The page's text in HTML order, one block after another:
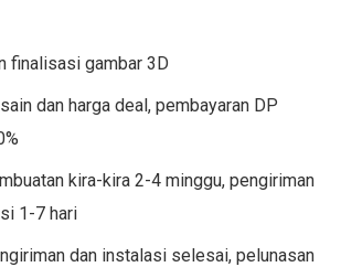
finalisasi gambar 3D
dan harga deal, pembayaran DP
kira-kira 2-4 minggu, pengiriman
1-7 hari
dan instalasi selesai, pelunasan